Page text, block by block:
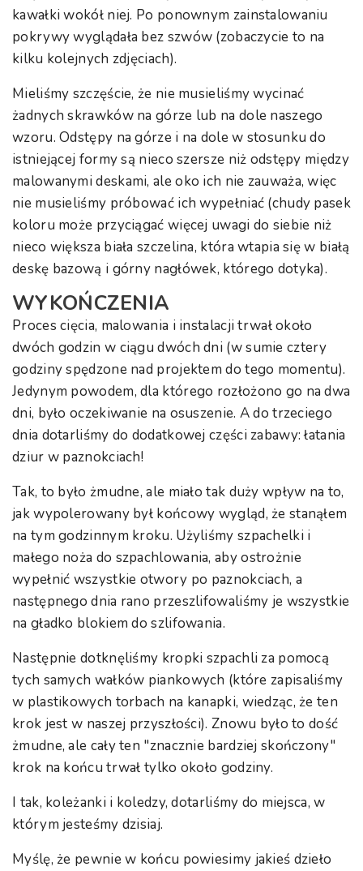
kawałki wokół niej. Po ponownym zainstalowaniu
pokrywy wyglądała bez szwów (zobaczycie to na
kilku kolejnych zdjęciach).
Mieliśmy szczęście, że nie musieliśmy wycinać
żadnych skrawków na górze lub na dole naszego
wzoru. Odstępy na górze i na dole w stosunku do
istniejącej formy są nieco szersze niż odstępy między
malowanymi deskami, ale oko ich nie zauważa, więc
nie musieliśmy próbować ich wypełniać (chudy pasek
koloru może przyciągać więcej uwagi do siebie niż
nieco większa biała szczelina, która wtapia się w białą
deskę bazową i górny nagłówek, którego dotyka).
WYKOŃCZENIA
Proces cięcia, malowania i instalacji trwał około
dwóch godzin w ciągu dwóch dni (w sumie cztery
godziny spędzone nad projektem do tego momentu).
Jedynym powodem, dla którego rozłożono go na dwa
dni, było oczekiwanie na osuszenie. A do trzeciego
dnia dotarliśmy do dodatkowej części zabawy: łatania
dziur w paznokciach!
Tak, to było żmudne, ale miało tak duży wpływ na to,
jak wypolerowany był końcowy wygląd, że stanąłem
na tym godzinnym kroku. Użyliśmy szpachelki i
małego noża do szpachlowania, aby ostrożnie
wypełnić wszystkie otwory po paznokciach, a
następnego dnia rano przeszlifowaliśmy je wszystkie
na gładko blokiem do szlifowania.
Następnie dotknęliśmy kropki szpachli za pomocą
tych samych wałków piankowych (które zapisaliśmy
w plastikowych torbach na kanapki, wiedząc, że ten
krok jest w naszej przyszłości). Znowu było to dość
żmudne, ale cały ten "znacznie bardziej skończony"
krok na końcu trwał tylko około godziny.
I tak, koleżanki i koledzy, dotarliśmy do miejsca, w
którym jesteśmy dzisiaj.
Myślę, że pewnie w końcu powiesimy jakieś dzieło